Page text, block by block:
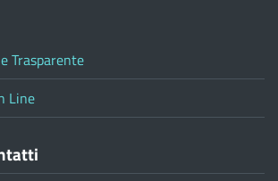
Trasparente
Line